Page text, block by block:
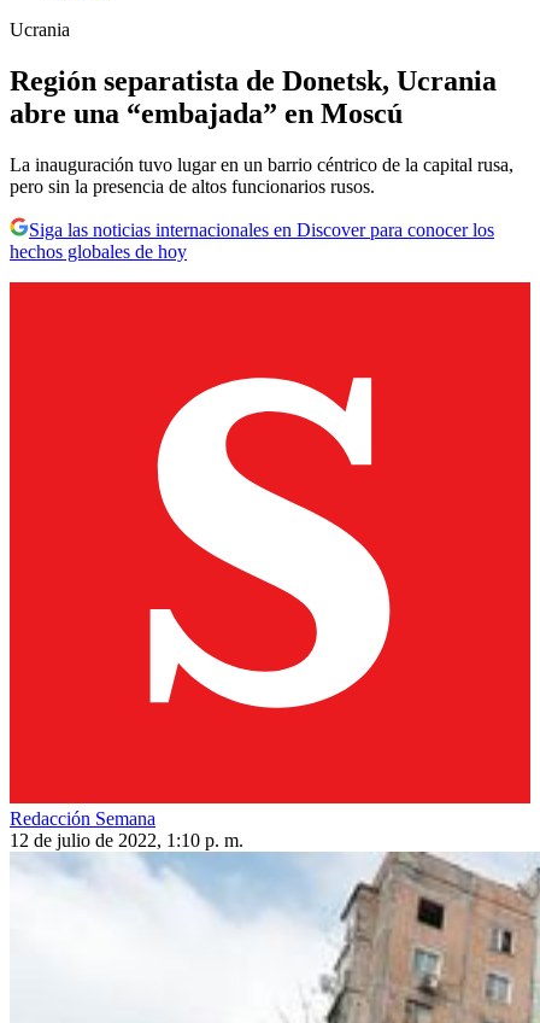
Ucrania
Región separatista de Donetsk, Ucrania
abre una “embajada” en Moscú
La inauguración tuvo lugar en un barrio céntrico de la capital rusa,
pero sin la presencia de altos funcionarios rusos.
Siga las noticias internacionales en Discover para conocer los
hechos globales de hoy
Redacción Semana
12 de julio de 2022, 1:10 p. m.